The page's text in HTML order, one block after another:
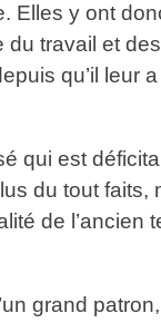
Elles y ont
travail et
qu’il leur a
qui est
du tout faits,
de l’ancien
grand patron,